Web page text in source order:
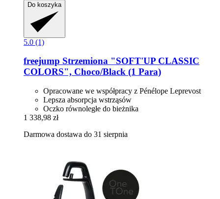
Do koszyka
5.0 (1)
freejump Strzemiona "SOFT'UP CLASSIC
COLORS", Choco/Black (1 Para)
Opracowane we współpracy z Pénélope Leprevost
Lepsza absorpcja wstrząsów
Oczko równoległe do bieżnika
1 338,98 zł
Darmowa dostawa do 31 sierpnia